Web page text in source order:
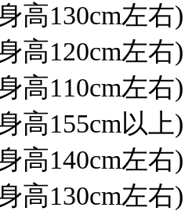
高130cm左右)
高120cm左右)
高110cm左右)
高155cm以上)
高140cm左右)
高130cm左右)